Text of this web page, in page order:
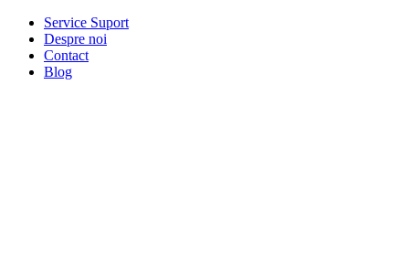
Service Suport
Despre noi
Contact
Blog